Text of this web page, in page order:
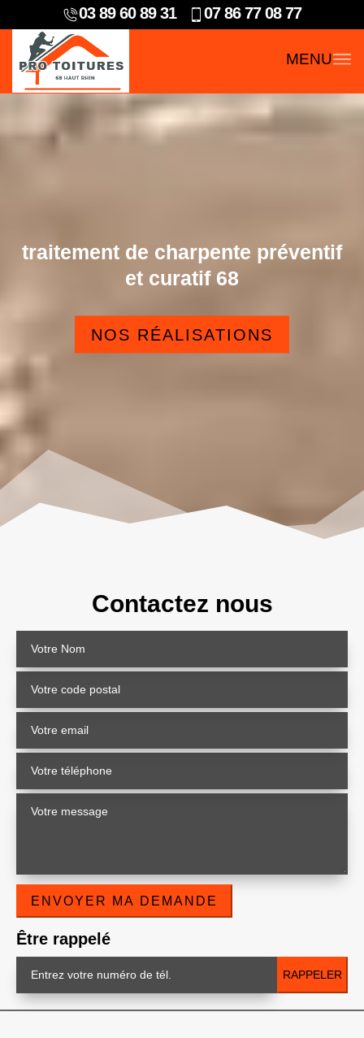
03 89 60 89 31 07 86 77 08 77
MENU
traitement de charpente préventif
et curatif 68
NOS RÉALISATIONS
Contactez nous
Être rappelé